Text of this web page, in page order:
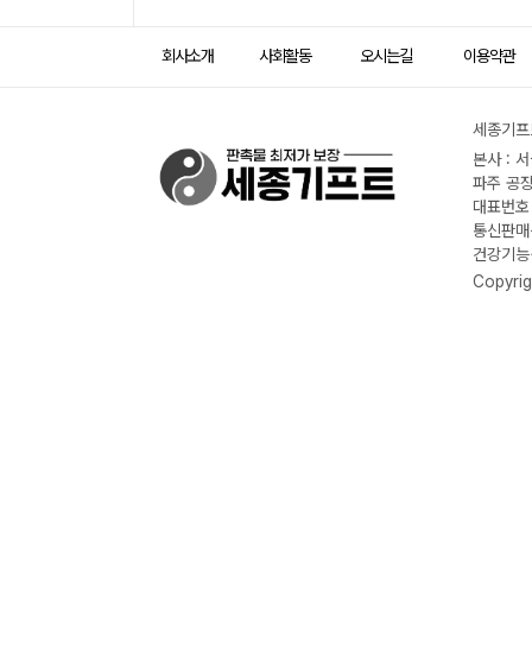
회사소개 사회활동 오시는길 이용약관
세종기
본사 :
파주 공
대표번
통신판
건강기